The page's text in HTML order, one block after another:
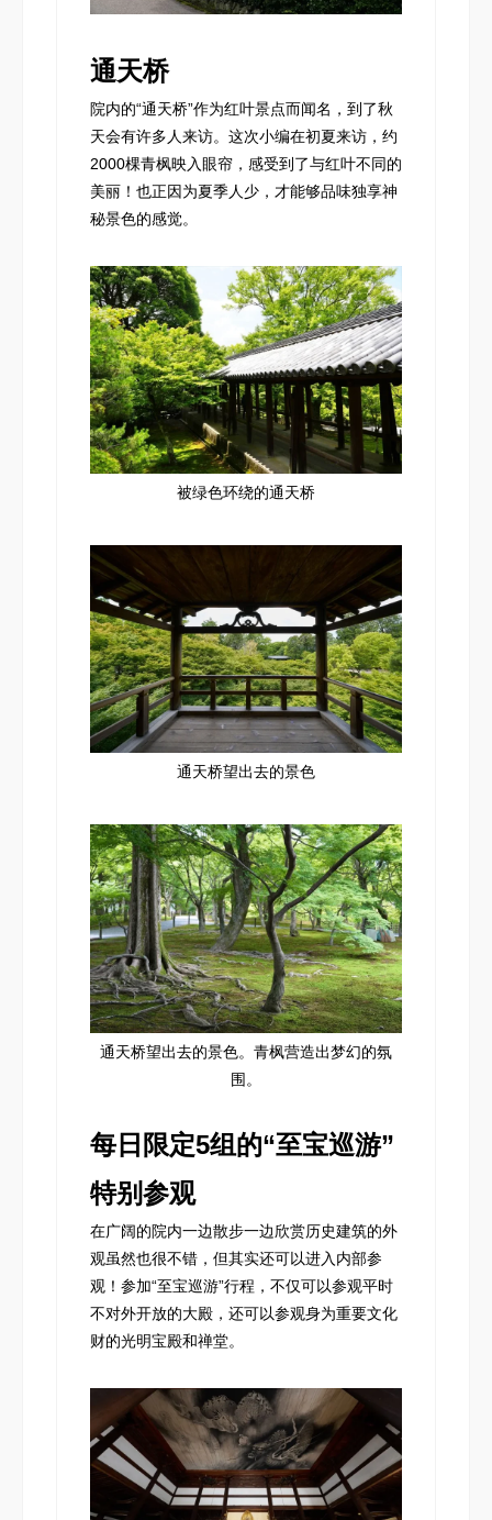
通天桥
院内的“通天桥”作为红叶景点而闻名，到了秋
天会有许多人来访。这次小编在初夏来访，约
2000棵青枫映入眼帘，感受到了与红叶不同的
美丽！也正因为夏季人少，才能够品味独享神
秘景色的感觉。
被绿色环绕的通天桥
通天桥望出去的景色
通天桥望出去的景色。青枫营造出梦幻的氛
围。
每日限定5组的“至宝巡游”
特别参观
在广阔的院内一边散步一边欣赏历史建筑的外
观虽然也很不错，但其实还可以进入内部参
观！参加“至宝巡游”行程，不仅可以参观平时
不对外开放的大殿，还可以参观身为重要文化
财的光明宝殿和禅堂。